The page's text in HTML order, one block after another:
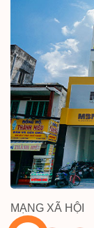
MẠNG XÃ HỘI